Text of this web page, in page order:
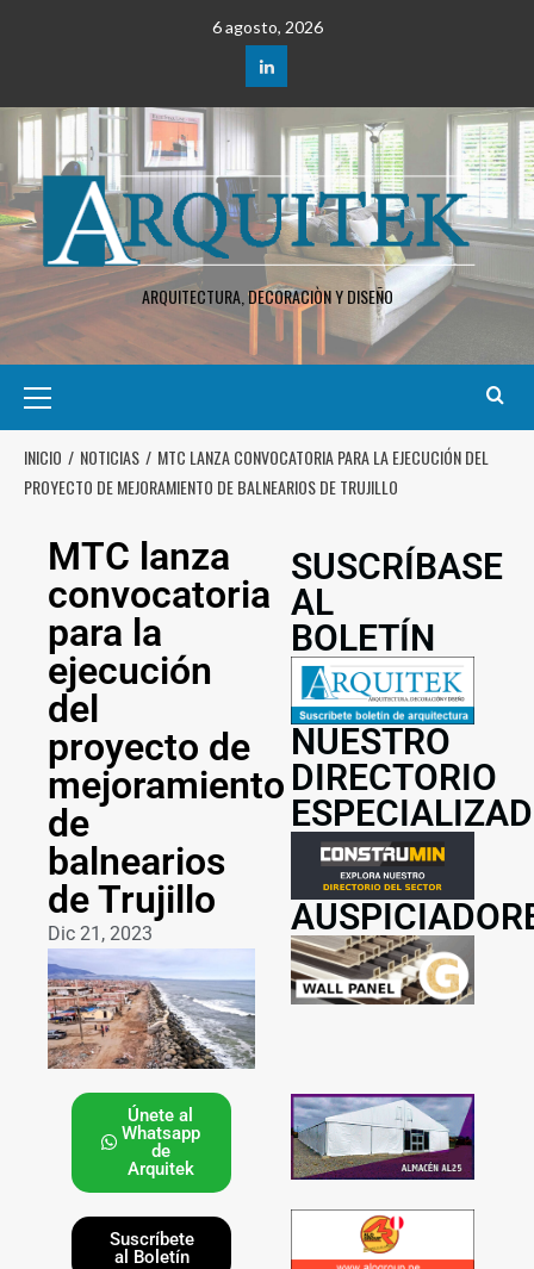
6 agosto, 2026
ARQUITECTURA, DECORACIÒN Y DISEÑO
INICIO NOTICIAS
MTC LANZA CONVOCATORIA PARA LA EJECUCIÓN DEL
PROYECTO DE MEJORAMIENTO DE BALNEARIOS DE TRUJILLO
MTC lanza
convocatoria
para la
ejecución
del
proyecto de
mejoramiento
de
balnearios
de Trujillo
Dic 21, 2023
Únete al
Whatsapp
de
Arquitek
Suscríbete
al Boletín
SUSCRÍBASE
AL
BOLETÍN
NUESTRO
DIRECTORIO